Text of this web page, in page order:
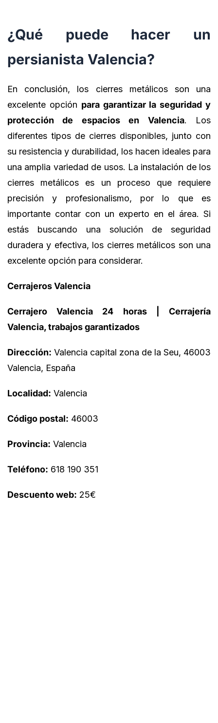
¿Qué puede hacer un
persianista Valencia?
En conclusión, los cierres metálicos son una
excelente opción para garantizar la seguridad y
protección de espacios en Valencia. Los
diferentes tipos de cierres disponibles, junto con
su resistencia y durabilidad, los hacen ideales para
una amplia variedad de usos. La instalación de los
cierres metálicos es un proceso que requiere
precisión y profesionalismo, por lo que es
importante contar con un experto en el área. Si
estás buscando una solución de seguridad
duradera y efectiva, los cierres metálicos son una
excelente opción para considerar.
Cerrajeros Valencia
Cerrajero Valencia 24 horas | Cerrajería
Valencia, trabajos garantizados
Dirección: Valencia capital zona de la Seu, 46003
Valencia, España
Localidad: Valencia
Código postal: 46003
Provincia: Valencia
Teléfono: 618 190 351
Descuento web: 25€